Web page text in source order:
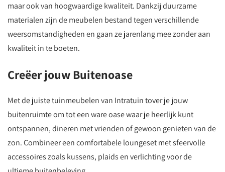
maar ook van hoogwaardige kwaliteit. Dankzij duurzame
materialen zijn de meubelen bestand tegen verschillende
weersomstandigheden en gaan ze jarenlang mee zonder aan
kwaliteit in te boeten.
Creëer jouw Buitenoase
Met de juiste tuinmeubelen van Intratuin tover je jouw
buitenruimte om tot een ware oase waar je heerlijk kunt
ontspannen, dineren met vrienden of gewoon genieten van de
zon. Combineer een comfortabele loungeset met sfeervolle
accessoires zoals kussens, plaids en verlichting voor de